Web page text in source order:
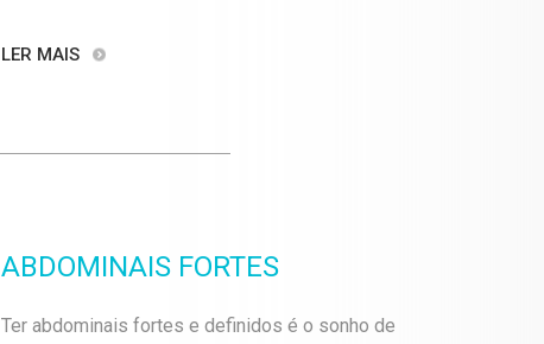
LER MAIS
ABDOMINAIS FORTES
Ter abdominais fortes e definidos é o sonho de